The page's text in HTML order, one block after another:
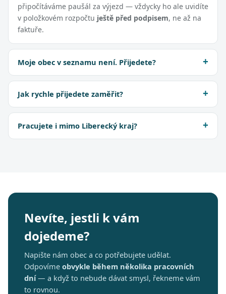
připočítáváme paušál za výjezd — vždycky ho ale uvidíte
v položkovém rozpočtu ještě před podpisem, ne až na
faktuře.
Moje obec v seznamu není. Přijedete?
Jak rychle přijedete zaměřit?
Pracujete i mimo Liberecký kraj?
Nevíte, jestli k vám
dojedeme?
Napište nám obec a co potřebujete udělat.
Odpovíme obvykle během několika pracovních
dní— a když to nebude dávat smysl, řekneme vám
to rovnou.